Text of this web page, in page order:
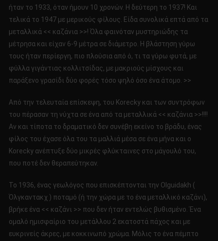
ήταν το 1933, όταν ήμουν 10 χρονών. Η δεύτερη το 1937! Και
τελικά το 1947 με μερικούς φίλους. Είδα συνολικά επτά από τα
μεταλλικά << καζάνια >>! Όλα φαινόταν μυστηριώδης τα
μέτρησα και είχαν 6-9 μέτρα σε διάμετρο. Η βλάστηση γύρω
τους ήταν περίεργη, πιο πλούσια από ό, τι τα γύρω φυτά, με
φύλλα γιγάντιας κολλιτσίδας, με μακριούς μίσχους και
παράξενο γρασίδι δύο φορές τόσο ψηλό όσο ένα άτομο. >>
Από την τελευταία επίσκεψη, του Korecky και των συντρόφων
του πέρασαν τη νύχτα σε ένα από τα μεταλλικά << καζάνια >>!!!!
Αν και τίποτα το δραματικό δεν συνέβη εκείνο το βράδυ, ένας
φίλος του έχασε όλα του τα μαλλιά μέσα σε ένα μήνα και ο
Korecky ανέπτυξε δύο μικρές φλύκταινες στο μάγουλό του,
που ποτέ δεν θεραπεύτηκαν.
Το 1936, ένας γεωλόγος που επισκέπτονται την Olguidakh (
Όλγκαντακχ ) ποταμό (ή την χώρα με το ένα μεταλλικό καζάνι),
βρήκε ένα << καζάνι >> που δεν ήταν εντελώς βυθισμένο. Ένα
ομαλό ημισφαίριο του μετάλλου 2 εκατοστά πάχος και με
ευκρινείς άκρες, με κοκκινωπό χρώμα. Μόλις το ένα πέμπτο